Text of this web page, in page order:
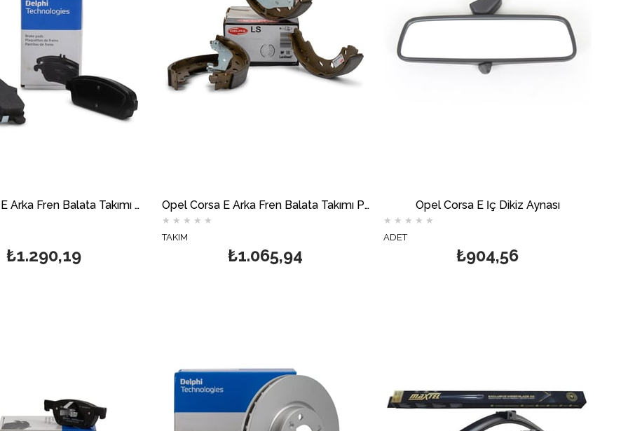
Opel Corsa E Arka Fren Balata Takımı DELPHİ
₺1.290,19
Opel Corsa E Arka Fren Balata Takımı Papuç DELPHİ
★ ★ ★ ★ ★
TAKIM
₺1.065,94
Opel Corsa E İç Dikiz Aynası
★ ★ ★ ★ ★
ADET
₺904,56